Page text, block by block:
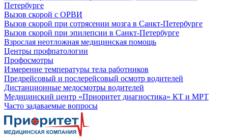
Петербурге
Вызов скорой с ОРВИ
Вызов скорой при сотрясении мозга в Санкт-Петербурге
Вызов скорой при эпилепсии в Санкт-Петербурге
Взрослая неотложная медицинская помощь
Центры профпатологии
Профосмотры
Измерение температуры тела работников
Предрейсовый и послерейсовый осмотр водителей
Дистанционные медосмотры водителей
Медицинский центр «Приоритет диагностика» КТ и МРТ
Часто задаваемые вопросы